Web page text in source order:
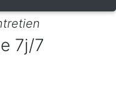
7j/7